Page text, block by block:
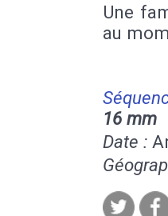
Une
au
16 mm
Date :